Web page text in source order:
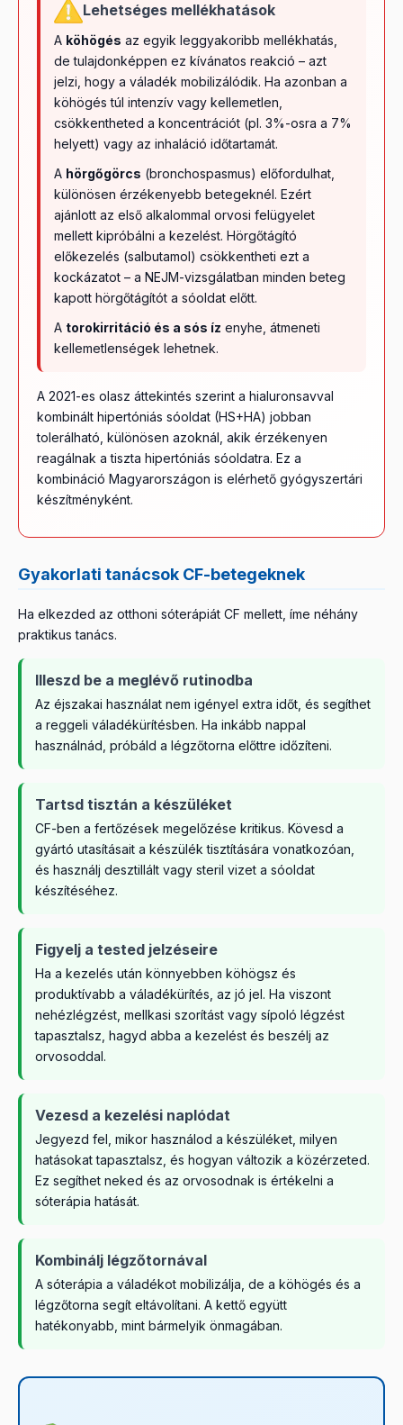
Lehetséges mellékhatások
A köhögés az egyik leggyakoribb mellékhatás,
de tulajdonképpen ez kívánatos reakció – azt
jelzi, hogy a váladék mobilizálódik. Ha azonban a
köhögés túl intenzív vagy kellemetlen,
csökkentheted a koncentrációt (pl. 3%-osra a 7%
helyett) vagy az inhaláció időtartamát.
A hörgőgörcs (bronchospasmus) előfordulhat,
különösen érzékenyebb betegeknél. Ezért
ajánlott az első alkalommal orvosi felügyelet
mellett kipróbálni a kezelést. Hörgőtágító
előkezelés (salbutamol) csökkentheti ezt a
kockázatot – a NEJM-vizsgálatban minden beteg
kapott hörgőtágítót a sóoldat előtt.
A torokirritáció és a sós íz enyhe, átmeneti
kellemetlenségek lehetnek.
A 2021-es olasz áttekintés szerint a hialuronsavval
kombinált hipertóniás sóoldat (HS+HA) jobban
tolerálható, különösen azoknál, akik érzékenyen
reagálnak a tiszta hipertóniás sóoldatra. Ez a
kombináció Magyarországon is elérhető gyógyszertári
készítményként.
Gyakorlati tanácsok CF-betegeknek
Ha elkezded az otthoni sóterápiát CF mellett, íme néhány
praktikus tanács.
Illeszd be a meglévő rutinodba
Az éjszakai használat nem igényel extra időt, és segíthet
a reggeli váladékürítésben. Ha inkább nappal
használnád, próbáld a légzőtorna előttre időzíteni.
Tartsd tisztán a készüléket
CF-ben a fertőzések megelőzése kritikus. Kövesd a
gyártó utasításait a készülék tisztítására vonatkozóan,
és használj desztillált vagy steril vizet a sóoldat
készítéséhez.
Figyelj a tested jelzéseire
Ha a kezelés után könnyebben köhögsz és
produktívabb a váladékürítés, az jó jel. Ha viszont
nehézlégzést, mellkasi szorítást vagy sípoló légzést
tapasztalsz, hagyd abba a kezelést és beszélj az
orvosoddal.
Vezesd a kezelési naplódat
Jegyezd fel, mikor használod a készüléket, milyen
hatásokat tapasztalsz, és hogyan változik a közérzeted.
Ez segíthet neked és az orvosodnak is értékelni a
sóterápia hatását.
Kombinálj légzőtornával
A sóterápia a váladékot mobilizálja, de a köhögés és a
légzőtorna segít eltávolítani. A kettő együtt
hatékonyabb, mint bármelyik önmagában.